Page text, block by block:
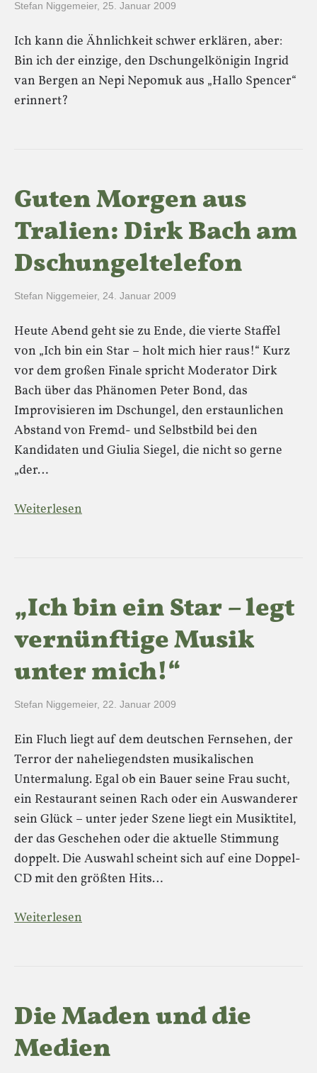
Stefan Niggemeier, 25. Januar 2009
Ich kann die Ähnlichkeit schwer erklären, aber:
Bin ich der einzige, den Dschungelkönigin Ingrid
van Bergen an Nepi Nepomuk aus „Hallo Spencer“
erinnert?
Guten Morgen aus
Tralien: Dirk Bach am
Dschungeltelefon
Stefan Niggemeier, 24. Januar 2009
Heute Abend geht sie zu Ende, die vierte Staffel
von „Ich bin ein Star – holt mich hier raus!“ Kurz
vor dem großen Finale spricht Moderator Dirk
Bach über das Phänomen Peter Bond, das
Improvisieren im Dschungel, den erstaunlichen
Abstand von Fremd- und Selbstbild bei den
Kandidaten und Giulia Siegel, die nicht so gerne
„der…
Weiterlesen
„Ich bin ein Star – legt
vernünftige Musik
unter mich!“
Stefan Niggemeier, 22. Januar 2009
Ein Fluch liegt auf dem deutschen Fernsehen, der
Terror der naheliegendsten musikalischen
Untermalung. Egal ob ein Bauer seine Frau sucht,
ein Restaurant seinen Rach oder ein Auswanderer
sein Glück – unter jeder Szene liegt ein Musiktitel,
der das Geschehen oder die aktuelle Stimmung
doppelt. Die Auswahl scheint sich auf eine Doppel-
CD mit den größten Hits…
Weiterlesen
Die Maden und die
Medien